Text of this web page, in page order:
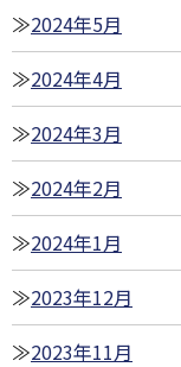
2024年5月
2024年4月
2024年3月
2024年2月
2024年1月
2023年12月
2023年11月